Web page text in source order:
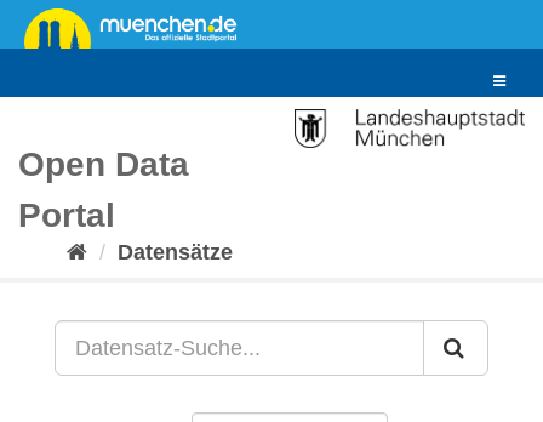
Überspringen
zum
Toggle
Open Data
Portal
Datensätze